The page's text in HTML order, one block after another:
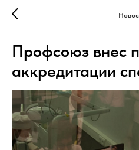
Профсоюз внес
аккредитации